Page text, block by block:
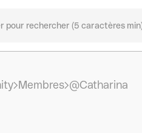
Membres @Catharina